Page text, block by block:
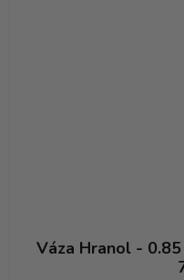
Váza Hranol -